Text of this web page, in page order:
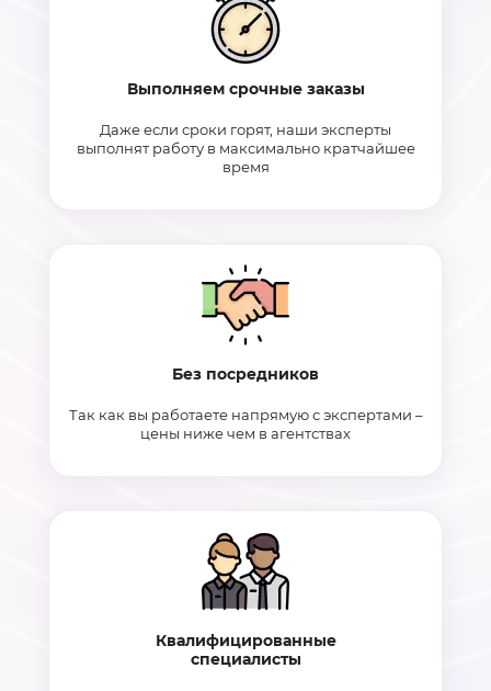
Выполняем срочные заказы
Даже если сроки горят, наши эксперты
выполнят работу в максимально кратчайшее
время
Без посредников
Так как вы работаете напрямую с экспертами –
цены ниже чем в агентствах
Квалифицированные
специалисты